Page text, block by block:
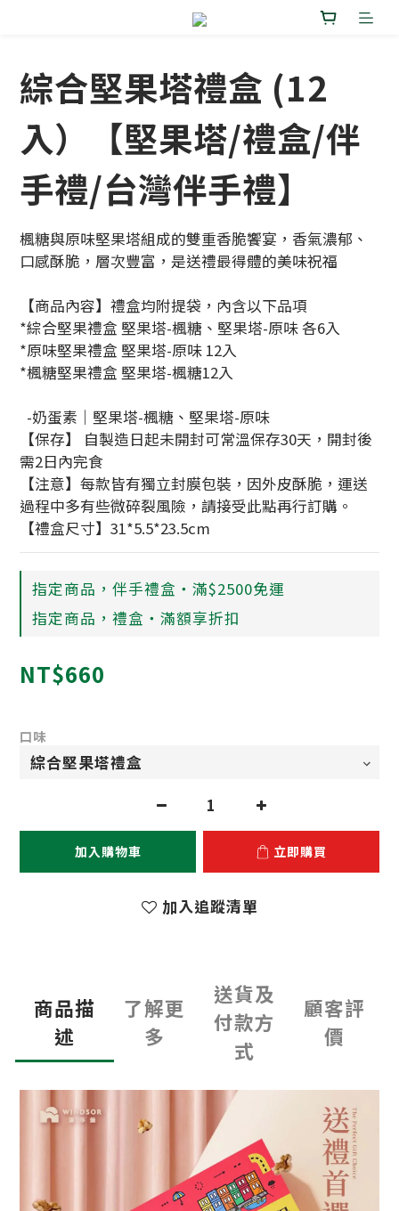
綜合堅果塔禮盒 (12
入）【堅果塔/禮盒/伴
手禮/台灣伴手禮】
楓糖與原味堅果塔組成的雙重香脆饗宴，香氣濃郁、
口感酥脆，層次豐富，是送禮最得體的美味祝福
【商品內容】禮盒均附提袋，內含以下品項
*綜合堅果禮盒 堅果塔-楓糖、堅果塔-原味 各6入
*原味堅果禮盒 堅果塔-原味 12入
*楓糖堅果禮盒 堅果塔-楓糖12入
  -奶蛋素｜堅果塔-楓糖、堅果塔-原味
【保存】 自製造日起未開封可常溫保存30天，開封後
需2日內完食
【注意】每款皆有獨立封膜包裝，因外皮酥脆，運送
過程中多有些微碎裂風險，請接受此點再行訂購。
【禮盒尺寸】31*5.5*23.5cm
指定商品，伴手禮盒‧滿$2500免運
指定商品，禮盒‧滿額享折扣
NT$660
口味
加入購物車 立即購買
加入追蹤清單
商品描
述
了解更
多
送貨及
付款方
式
顧客評
價